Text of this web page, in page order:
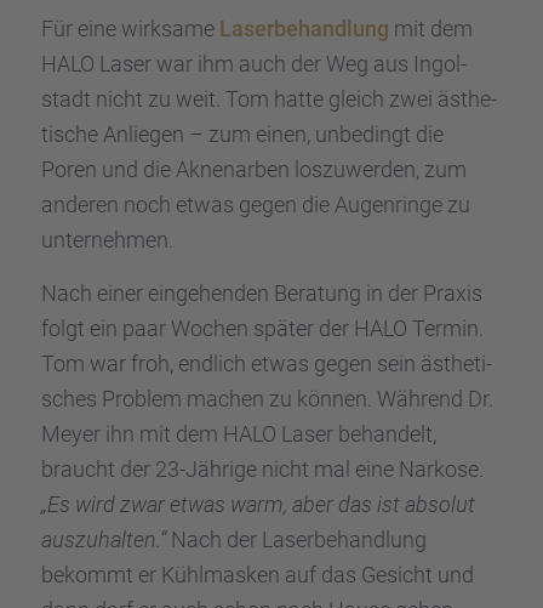
Für eine wirksame Laser­be­hand­lung mit dem
HALO Laser war ihm auch der Weg aus Ingol­
stadt nicht zu weit. Tom hatte gleich zwei ästhe­
ti­sche Anlie­gen – zum einen, unbedingt die
Poren und die Aknenar­ben loszu­wer­den, zum
anderen noch etwas gegen die Augen­ringe zu
unter­neh­men.
Nach einer einge­hen­den Beratung in der Praxis
folgt ein paar Wochen später der HALO Termin.
Tom war froh, endlich etwas gegen sein ästhe­ti­
sches Problem machen zu können. Während Dr.
Meyer ihn mit dem HALO Laser behan­delt,
braucht der 23-Jährige nicht mal eine Narkose.
„Es wird zwar etwas warm, aber das ist absolut
auszu­hal­ten.“Nach der Laser­be­hand­lung
bekommt er Kühlmas­ken auf das Gesicht und